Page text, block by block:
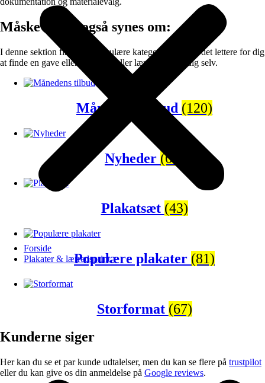
Forside
Plakater & lærredsprint
Måske vil du også synes om:
I denne sektion finder du populære kategorier der gør det lettere for dig
at finde en gave eller en plakat eller lærredprint til dig selv.
Månedens tilbud (120)
Nyheder (65)
Plakatsæt (43)
Populære plakater (81)
Storformat (67)
Kunderne siger
Her kan du se et par kunde udtalelser, men du kan se flere på trustpilot
eller du kan give os din anmeldelse på Google reviews.